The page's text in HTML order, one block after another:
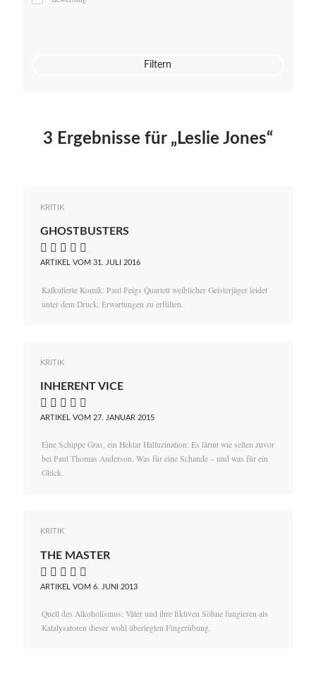
Mato von Vogelstein
Filtern
3 Ergebnisse für „Leslie Jones“
KRITIK
GHOSTBUSTERS
    
ARTIKEL VOM 31. JULI 2016
Kalkulierte Komik: Paul Feigs Quartett weiblicher Geisterjäger leidet
unter dem Druck, Erwartungen zu erfüllen.
KRITIK
INHERENT VICE
    
ARTIKEL VOM 27. JANUAR 2015
Eine Schippe Gras, ein Hektar Halluzination: Es lärmt wie selten zuvor
bei Paul Thomas Anderson. Was für eine Schande – und was für ein
Glück.
KRITIK
THE MASTER
    
ARTIKEL VOM 6. JUNI 2013
Quell des Alkoholismus: Väter und ihre fiktiven Söhne fungieren als
Katalysatoren dieser wohl überlegten Fingerübung.